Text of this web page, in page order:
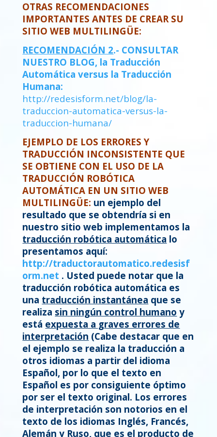
OTRAS RECOMENDACIONES
IMPORTANTES ANTES DE CREAR SU
SITIO WEB MULTILINGÜE:
RECOMENDACIÓN 2.- CONSULTAR
NUESTRO BLOG, la Traducción
Automática versus la Traducción
Humana:
http://redesisform.net/blog/la-
traduccion-automatica-versus-la-
traduccion-humana/
EJEMPLO DE LOS ERRORES Y
TRADUCCIÓN INCONSISTENTE QUE
SE OBTIENE CON EL USO DE LA
TRADUCCIÓN ROBÓTICA
AUTOMÁTICA EN UN SITIO WEB
MULTILINGÜE: un ejemplo del
resultado que se obtendría si en
nuestro sitio web implementamos la
traducción robótica automática lo
presentamos aquí:
http://traductorautomatico.redesisf
orm.net . Usted puede notar que la
traducción robótica automática es
una traducción instantánea que se
realiza sin ningún control humano y
está expuesta a graves errores de
interpretación (Cabe destacar que en
el ejemplo se realiza la traducción a
otros idiomas a partir del idioma
Español, por lo que el texto en
Español es por consiguiente óptimo
por ser el texto original. Los errores
de interpretación son notorios en el
texto de los idiomas Inglés, Francés,
Alemán y Ruso, que es el producto de